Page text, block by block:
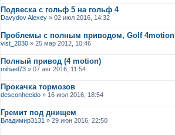
Подвеска с гольф 5 на гольф 4
Davydov Alexey » 02 июл 2016, 14:32
Проблемы с полным приводом, Golf 4motion
vist_2030 » 25 мар 2012, 10:46
Полный привод (4 motion)
mihael73 » 07 авг 2016, 11:54
Прокачка тормозов
desconhecido » 16 июл 2016, 18:54
Гремит под днищем
Владимир3131 » 29 июн 2016, 22:50